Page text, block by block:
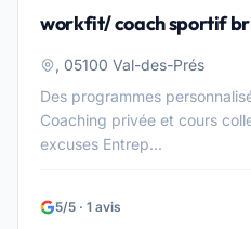
workfit/ coach sportif
, 05100 Val-des-Prés
Des programmes
Coaching privée et cours
excuses Entrep...
5/5 · 1 avis